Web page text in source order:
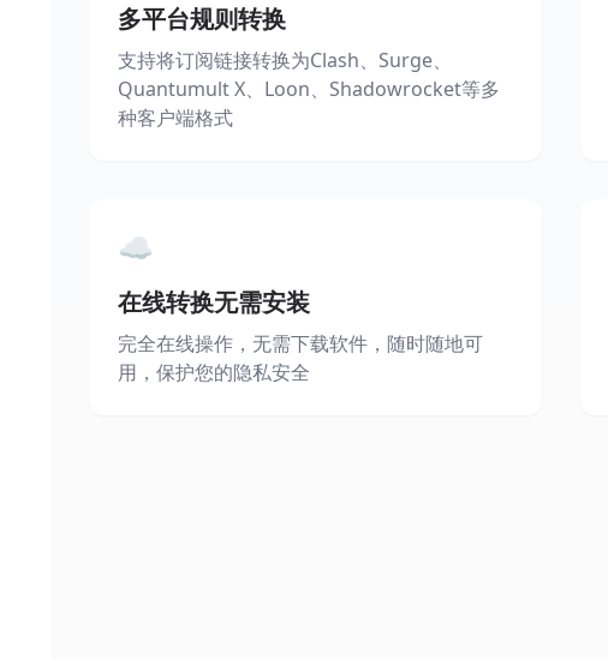
多平台规则转换
支持将订阅链接转换为Clash、Surge、
Quantumult X、Loon、Shadowrocket等多
种客户端格式
☁️
在线转换无需安装
完全在线操作，无需下载软件，随时随地可
用，保护您的隐私安全